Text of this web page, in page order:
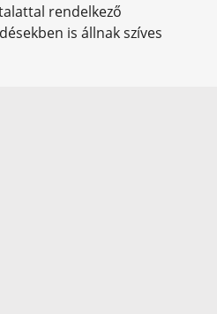
rendelkező
is állnak szíves